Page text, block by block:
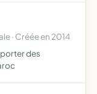
· Créée en 2014
des